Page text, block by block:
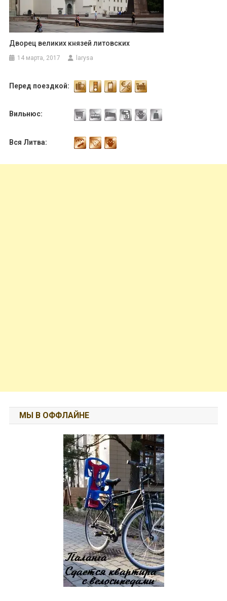
Дворец великих князей литовских
14 марта, 2017 larysa
Перед поездкой:
Вильнюс:
Вся Литва:
МЫ В ОФФЛАЙНЕ